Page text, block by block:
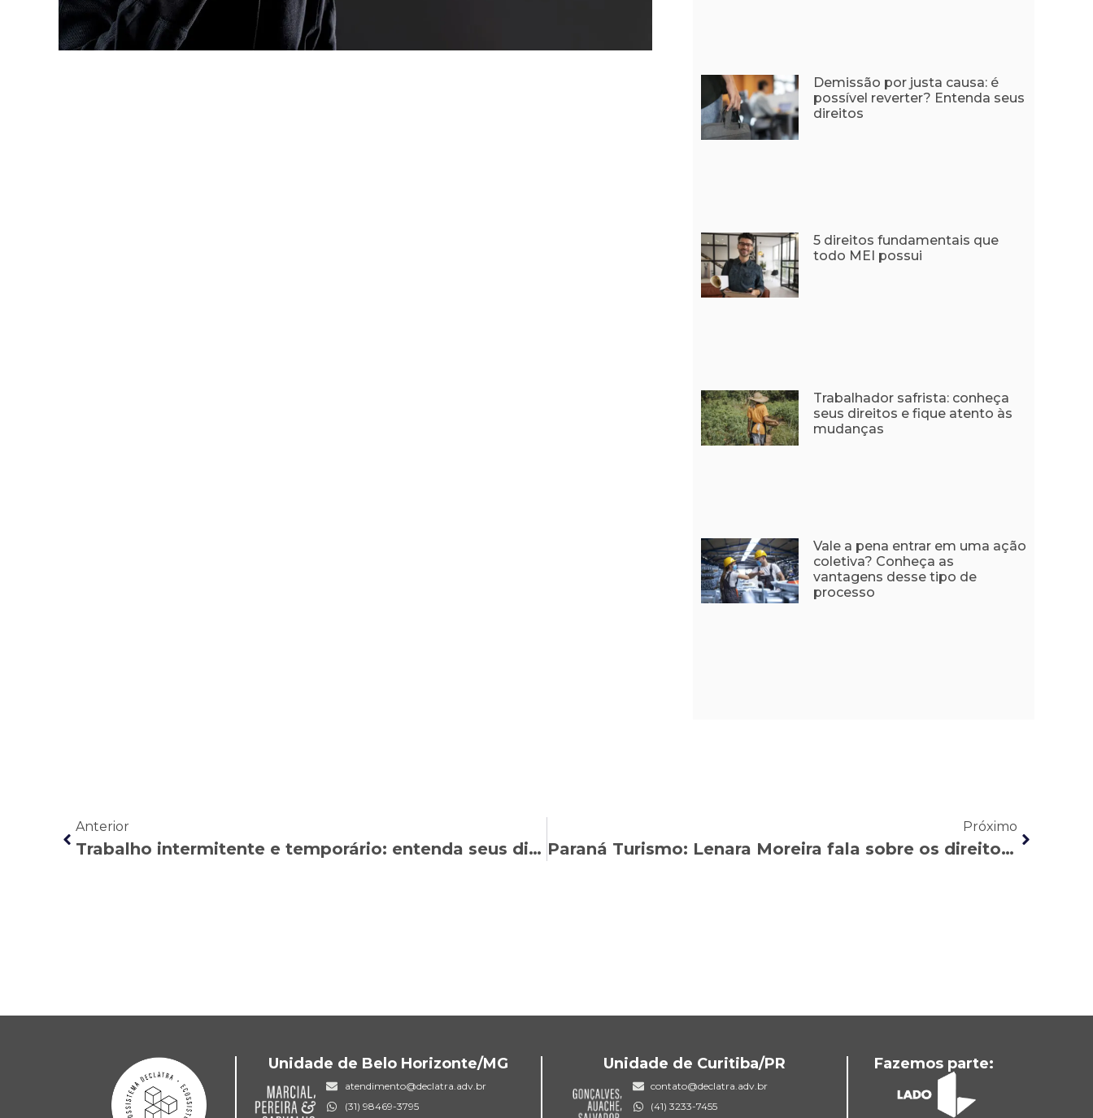
Demissão por justa causa: é
possível reverter? Entenda seus
direitos
5 direitos fundamentais que
todo MEI possui
Trabalhador safrista: conheça
seus direitos e fique atento às
mudanças
Vale a pena entrar em uma ação
coletiva? Conheça as
vantagens desse tipo de
processo
Anterior
Trabalho intermitente e temporário: entenda seus direitos nas contratações de fim de ano
Próximo
Paraná Turismo: Lenara Moreira fala sobre os direitos dos contratos temporários de trabalho
Unidade de Belo Horizonte/MG
atendimento@declatra.adv.br
(31) 98469-3795
Unidade de Curitiba/PR
contato@declatra.adv.br
(41) 3233-7455
Fazemos parte: